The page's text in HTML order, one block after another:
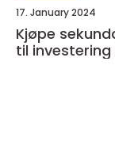
17. January 2024
Kjøpe
til